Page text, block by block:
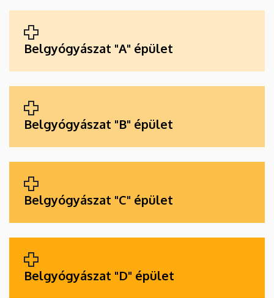
Belgyógyászat "A" épület
Belgyógyászat "B" épület
Belgyógyászat "C" épület
Belgyógyászat "D" épület